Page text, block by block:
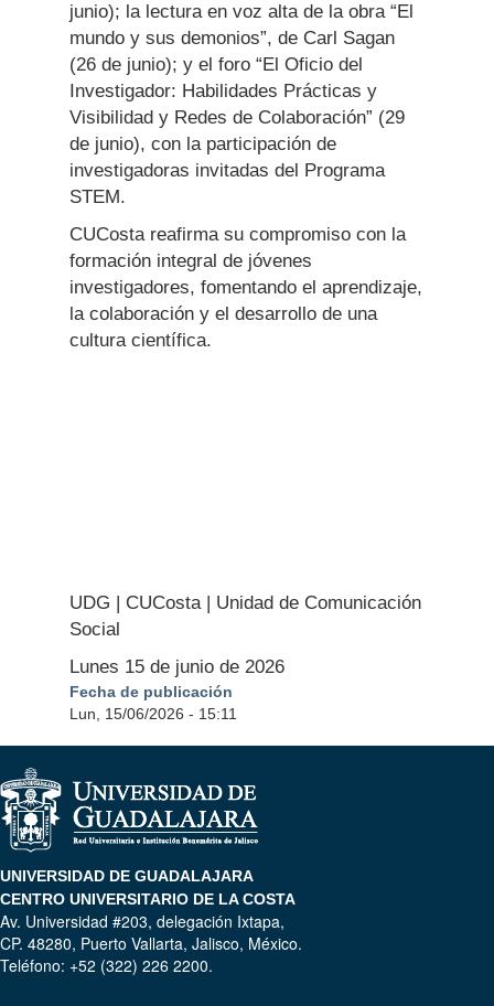
junio); la lectura en voz alta de la obra “El
mundo y sus demonios”, de Carl Sagan
(26 de junio); y el foro “El Oficio del
Investigador: Habilidades Prácticas y
Visibilidad y Redes de Colaboración” (29
de junio), con la participación de
investigadoras invitadas del Programa
STEM.
CUCosta reafirma su compromiso con la
formación integral de jóvenes
investigadores, fomentando el aprendizaje,
la colaboración y el desarrollo de una
cultura científica.
UDG | CUCosta | Unidad de Comunicación
Social
Lunes 15 de junio de 2026
Fecha de publicación
Lun, 15/06/2026 - 15:11
UNIVERSIDAD DE GUADALAJARA
CENTRO UNIVERSITARIO DE LA COSTA
Av. Universidad #203, delegación Ixtapa,
CP. 48280, Puerto Vallarta, Jalisco, México.
Teléfono: +52 (322) 226 2200.